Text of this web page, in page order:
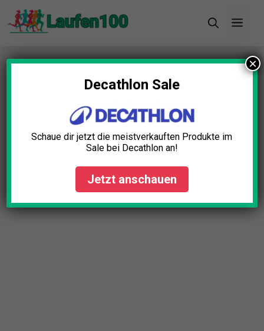
Zum
Inhalt
Startseite»Blog»Funktionsshirt Langarm Test:
Die 5 besten (Bestenliste)Decathlon Sale
Schaue dir jetzt die meistverkauften Produkte im
Sale bei Decathlon an!
Jetzt anschauen
×